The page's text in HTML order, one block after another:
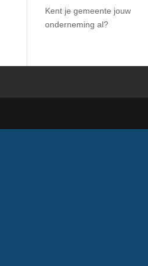
Kent je gemeente jouw
onderneming al?